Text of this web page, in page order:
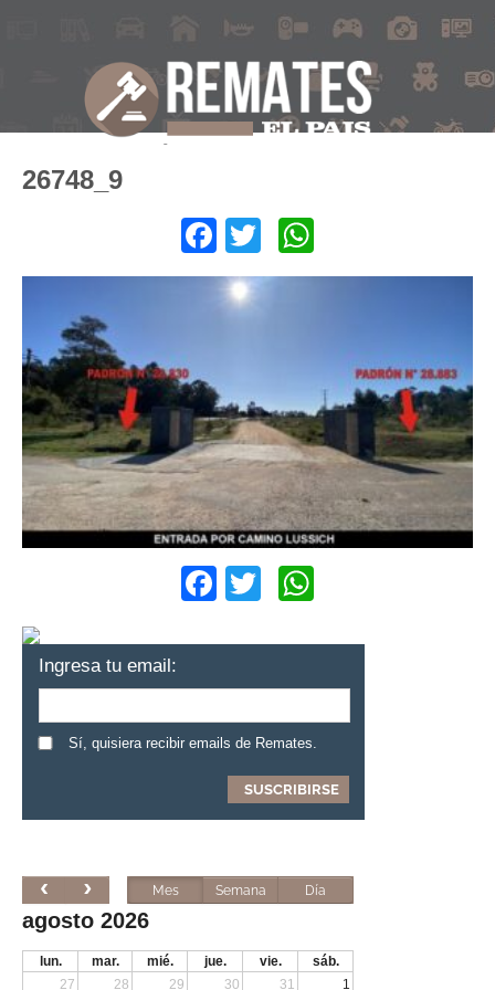
26748_9
Facebook
Twitter
Facebook
Twitter
Ingresa tu email:
Sí, quisiera recibir emails de Remates.
Mes Semana Día
agosto 2026
lun. mar. mié. jue. vie.
sáb.
27
28 29 30 31 1